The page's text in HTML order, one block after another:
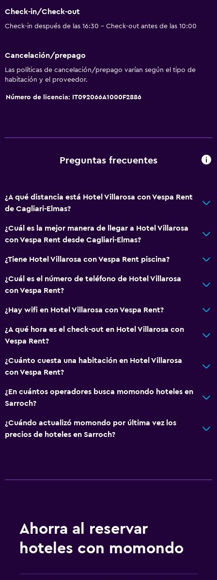
Check-in/Check-out
Check-in después de las 16:30 - Check-out antes de las 10:00
Cancelación/prepago
Las políticas de cancelación/prepago varían según el tipo de
habitación y el proveedor.
Número de licencia: IT092066A1000F2886
Preguntas frecuentes
¿A qué distancia está Hotel Villarosa con Vespa Rent
de Cagliari-Elmas?
¿Cuál es la mejor manera de llegar a Hotel Villarosa
con Vespa Rent desde Cagliari-Elmas?
¿Tiene Hotel Villarosa con Vespa Rent piscina?
¿Cuál es el número de teléfono de Hotel Villarosa
con Vespa Rent?
¿Hay wifi en Hotel Villarosa con Vespa Rent?
¿A qué hora es el check-out en Hotel Villarosa con
Vespa Rent?
¿Cuánto cuesta una habitación en Hotel Villarosa
con Vespa Rent?
¿En cuántos operadores busca momondo hoteles en
Sarroch?
¿Cuándo actualizó momondo por última vez los
precios de hoteles en Sarroch?
Ahorra al reservar
hoteles con momondo